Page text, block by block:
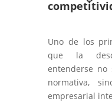
Uno de los
que la
entenderse no
normativa,
empresarial